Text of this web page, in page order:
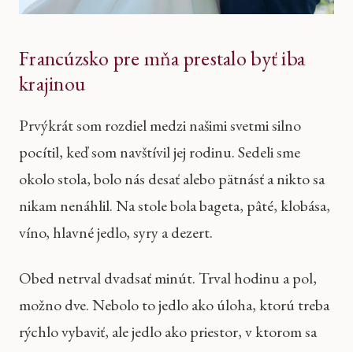
Francúzsko pre mňa prestalo byť iba
krajinou
Prvýkrát som rozdiel medzi našimi svetmi silno
pocítil, keď som navštívil jej rodinu. Sedeli sme
okolo stola, bolo nás desať alebo pätnásť a nikto sa
nikam nenáhlil. Na stole bola bageta, pâté, klobása,
víno, hlavné jedlo, syry a dezert.
Obed netrval dvadsať minút. Trval hodinu a pol,
možno dve. Nebolo to jedlo ako úloha, ktorú treba
rýchlo vybaviť, ale jedlo ako priestor, v ktorom sa